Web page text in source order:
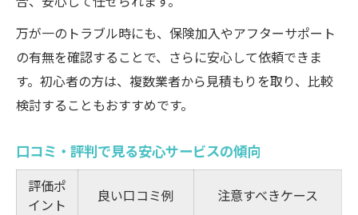
万が一のトラブル時にも、保険加入やアフターサポート
の有無を確認することで、さらに安心して依頼できま
す。初心者の方は、複数業者から見積もりを取り、比較
検討することもおすすめです。
口コミ・評判で見る安心サービスの傾向
評価ポ
イント
良い口コミ例 注意すべきケース